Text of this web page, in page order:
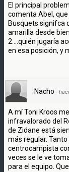
El principal
comenta Abel,
Busquets signifca
amarilla desde
2....quién jugaría
en esa posición, y
Nacho ·
A mí Toni Kroos
infravalorado del
de Zidane está
más regular.
centrocampista
veces se le ve
para el equipo.